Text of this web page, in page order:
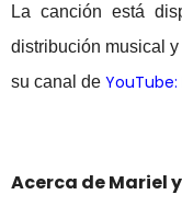
La canción está
distribución musical
su canal de
Acerca de Mariel